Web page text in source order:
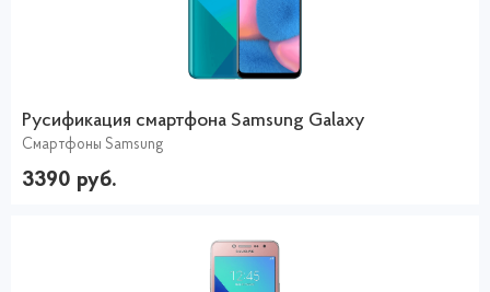
Русификация смартфона Samsung Galaxy
Смартфоны Samsung
3390 руб.